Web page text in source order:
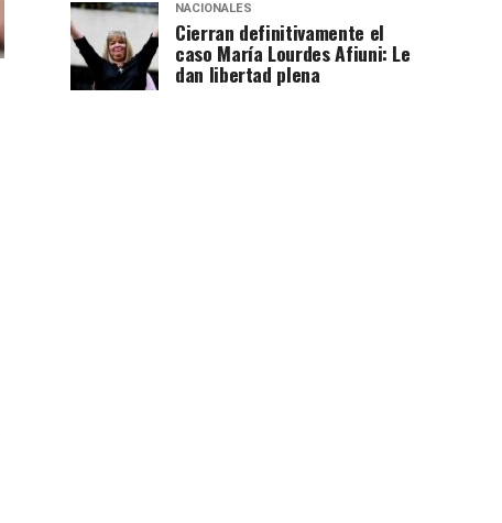
NACIONALES
Cierran definitivamente el
caso María Lourdes Afiuni: Le
dan libertad plena